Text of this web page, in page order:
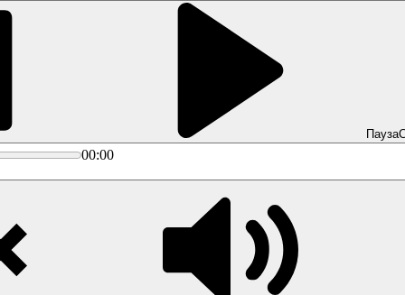
Пауза
00:00